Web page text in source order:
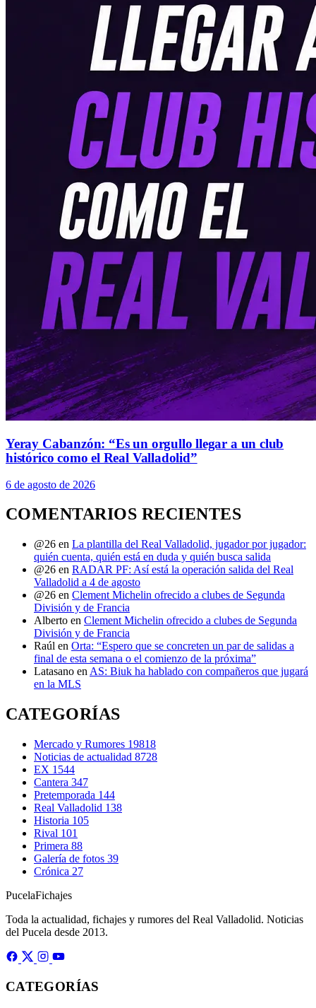
Yeray Cabanzón: “Es un orgullo llegar a un club
histórico como el Real Valladolid”
6 de agosto de 2026
COMENTARIOS RECIENTES
@26 en La plantilla del Real Valladolid, jugador por jugador:
quién cuenta, quién está en duda y quién busca salida
@26 en RADAR PF: Así está la operación salida del Real
Valladolid a 4 de agosto
@26 en Clement Michelin ofrecido a clubes de Segunda
División y de Francia
Alberto en Clement Michelin ofrecido a clubes de Segunda
División y de Francia
Raúl en Orta: “Espero que se concreten un par de salidas a
final de esta semana o el comienzo de la próxima”
Latasano en AS: Biuk ha hablado con compañeros que jugará
en la MLS
CATEGORÍAS
Mercado y Rumores 19818
Noticias de actualidad 8728
EX 1544
Cantera 347
Pretemporada 144
Real Valladolid 138
Historia 105
Rival 101
Primera 88
Galería de fotos 39
Crónica 27
PucelaFichajes
Toda la actualidad, fichajes y rumores del Real Valladolid. Noticias
del Pucela desde 2013.
CATEGORÍAS